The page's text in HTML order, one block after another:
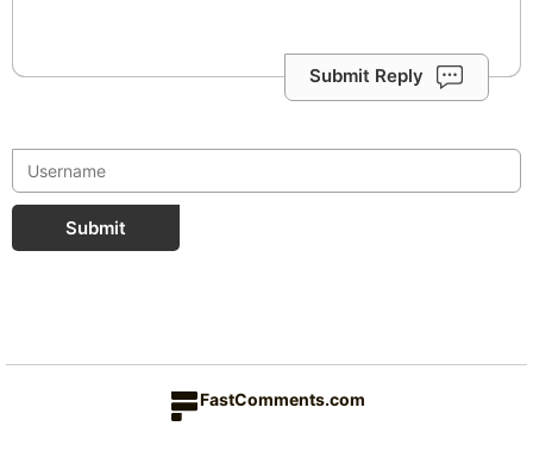
Submit Reply
Submit
FastComments.com